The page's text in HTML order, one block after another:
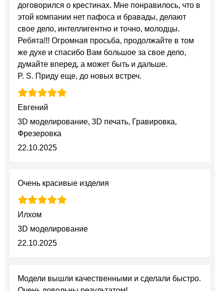
договорился о крестинах. Мне понравилось, что в
этой компании нет пафоса и бравады, делают
свое дело, интеллигентно и точно, молодцы.
Ребята!!! Огромная просьба, продолжайте в том
же духе и спасибо Вам большое за свое дело,
думайте вперед, а может быть и дальше.
P. S. Приду еще, до новых встреч.
Евгений
3D моделирование, 3D печать, Гравировка,
Фрезеровка
22.10.2025
Очень красивые изделия
Илхом
3D моделирование
22.10.2025
Модели вышли качественными и сделали быстро.